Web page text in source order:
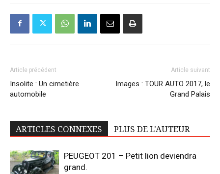
Article précédent
Insolite : Un cimetière
automobile
Article suivant
Images : TOUR AUTO 2017, le
Grand Palais
ARTICLES CONNEXES PLUS DE L'AUTEUR
PEUGEOT 201 – Petit lion deviendra
grand.